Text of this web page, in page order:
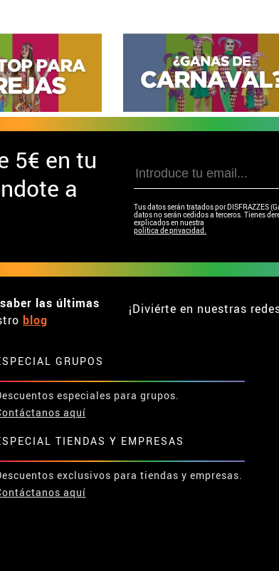
5€ en tu
a
Tus datos serán tratados por DISFRAZZES
datos no serán cedidos a terceros. Tienes
explicados en nuestra
política de privacidad.
las últimas
blog
¡Diviérte en nuestras
GRUPOS
especiales para grupos.
aquí
TIENDAS Y EMPRESAS
exclusivos para tiendas y empresas.
aquí